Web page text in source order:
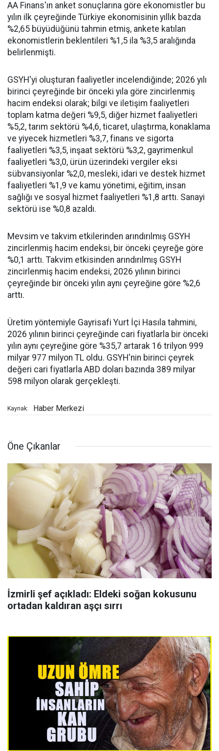
AA Finans'ın anket sonuçlarına göre ekonomistler bu
yılın ilk çeyreğinde Türkiye ekonomisinin yıllık bazda
%2,65 büyüdüğünü tahmin etmiş, ankete katılan
ekonomistlerin beklentileri %1,5 ila %3,5 aralığında
belirlenmişti.
GSYH'yi oluşturan faaliyetler incelendiğinde; 2026 yılı
birinci çeyreğinde bir önceki yıla göre zincirlenmiş
hacim endeksi olarak; bilgi ve iletişim faaliyetleri
toplam katma değeri %9,5, diğer hizmet faaliyetleri
%5,2, tarım sektörü %4,6, ticaret, ulaştırma, konaklama
ve yiyecek hizmetleri %3,7, finans ve sigorta
faaliyetleri %3,5, inşaat sektörü %3,2, gayrimenkul
faaliyetleri %3,0, ürün üzerindeki vergiler eksi
sübvansiyonlar %2,0, mesleki, idari ve destek hizmet
faaliyetleri %1,9 ve kamu yönetimi, eğitim, insan
sağlığı ve sosyal hizmet faaliyetleri %1,8 arttı. Sanayi
sektörü ise %0,8 azaldı.
Mevsim ve takvim etkilerinden arındırılmış GSYH
zincirlenmiş hacim endeksi, bir önceki çeyreğe göre
%0,1 arttı. Takvim etkisinden arındırılmış GSYH
zincirlenmiş hacim endeksi, 2026 yılının birinci
çeyreğinde bir önceki yılın aynı çeyreğine göre %2,6
arttı.
Üretim yöntemiyle Gayrisafi Yurt İçi Hasıla tahmini,
2026 yılının birinci çeyreğinde cari fiyatlarla bir önceki
yılın aynı çeyreğine göre %35,7 artarak 16 trilyon 999
milyar 977 milyon TL oldu. GSYH'nin birinci çeyrek
değeri cari fiyatlarla ABD doları bazında 389 milyar
598 milyon olarak gerçekleşti.
Kaynak: Haber Merkezi
Öne Çıkanlar
İzmirli şef açıkladı: Eldeki soğan kokusunu
ortadan kaldıran aşçı sırrı